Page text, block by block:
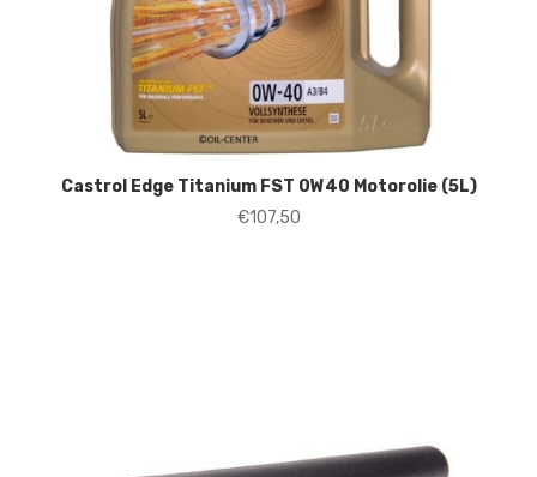
Castrol Edge Titanium FST 0W40 Motorolie (5L)
€107,50